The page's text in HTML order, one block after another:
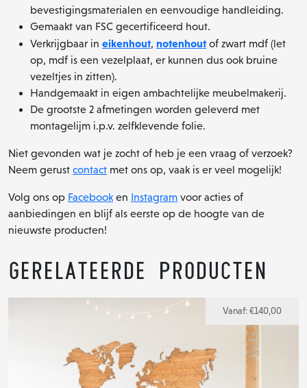
bevestigingsmaterialen en eenvoudige handleiding.
Gemaakt van FSC gecertificeerd hout.
Verkrijgbaar in eikenhout, notenhout of zwart mdf (let
op, mdf is een vezelplaat, er kunnen dus ook bruine
vezeltjes in zitten).
Handgemaakt in eigen ambachtelijke meubelmakerij.
De grootste 2 afmetingen worden geleverd met
montagelijm i.p.v. zelfklevende folie.
Niet gevonden wat je zocht of heb je een vraag of verzoek?
Neem gerust contact met ons op, vaak is er veel mogelijk!
Volg ons op Facebook en Instagram voor acties of
aanbiedingen en blijf als eerste op de hoogte van de
nieuwste producten!
Gerelateerde producten
Vanaf: €140,00